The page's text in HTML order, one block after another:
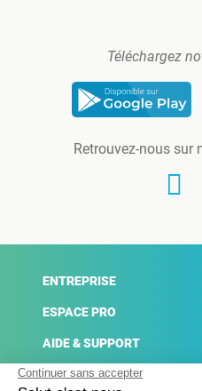
Téléchargez
Retrouvez-nous sur
ENTREPRISE
ESPACE PRO
AIDE & SUPPORT
ACTUALITÉS